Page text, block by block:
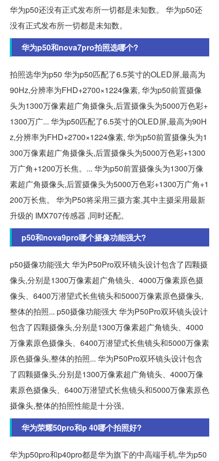
华为p50还没有正式发布所一切都是未知数。 华为p50还
没有正式发布所一切都是未知数。
华为p50和nova7pro拍照选哪个?
拍照选华为p50 华为p50匹配了6.5英寸的OLED屏,最高为
90Hz,分辨率为FHD+2700×1224像素, 华为p50前置摄像
头为1300万像素超广角摄像头,后置摄像头为5000万色彩+
1300万广... 华为p50匹配了6.5英寸的OLED屏,最高为90H
z,分辨率为FHD+2700×1224像素, 华为p50前置摄像头为1
300万像素超广角摄像头,后置摄像头为5000万色彩+1300
万广角+1200万长焦。... 华为p50前置摄像头为1300万像
素超广角摄像头,后置摄像头为5000万色彩+1300万广角+1
200万长焦。 华为P50将采用三摄方案,其中主摄采用最新
升级的 IMX707传感器 ,同时还配。
p50和nova9pro哪个摄像功能强大?
p50摄像功能强大 华为P50Pro双环镜头设计包含了四颗摄
像头,分别是1300万像素超广角镜头、4000万像素原色摄
像头、6400万潜望式长焦镜头和5000万像素原色摄像头,
整体的拍照... p50摄像功能强大 华为P50Pro双环镜头设计
包含了四颗摄像头,分别是1300万像素超广角镜头、4000
万像素原色摄像头、6400万潜望式长焦镜头和5000万像素
原色摄像头,整体的拍照... 华为P50Pro双环镜头设计包含
了四颗摄像头,分别是1300万像素超广角镜头、4000万像
素原色摄像头、6400万潜望式长焦镜头和5000万像素原色
摄像头,整体的拍照性能是十分强。
华为荣耀50pro和p 40哪个拍照好?
华为p50pro和p40pro都是华为旗下的中高端手机,华为p50